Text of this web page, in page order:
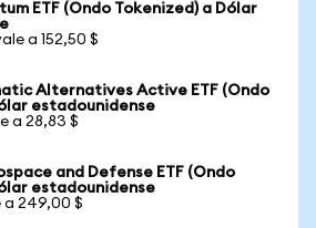
ETF (Ondo Tokenized) a Dólar
a 152,50 $
Alternatives Active ETF (Ondo
estadounidense
a 28,83 $
and Defense ETF (Ondo
estadounidense
a 249,00 $